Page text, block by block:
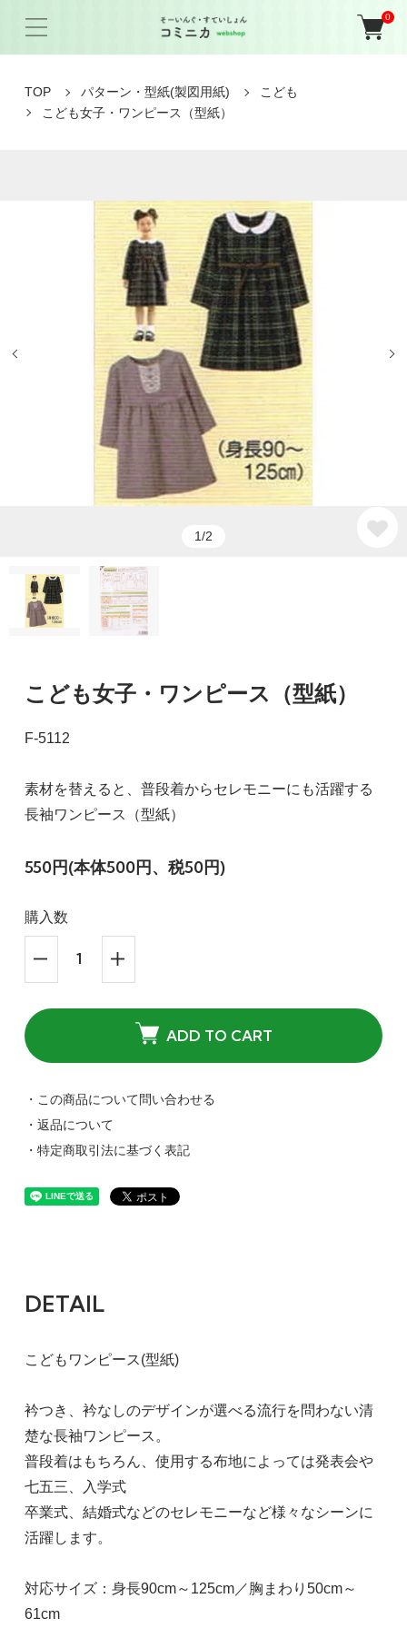
0
TOP パターン・型紙(製図用紙)
こども
こども女子・ワンピース（型紙）
1/2
こども女子・ワンピース（型紙）
F-5112
素材を替えると、普段着からセレモニーにも活躍する
長袖ワンピース（型紙）
550円(本体500円、税50円)
購入数
ADD TO CART
・この商品について問い合わせる
・返品について
・特定商取引法に基づく表記
DETAIL
こどもワンピース(型紙)
衿つき、衿なしのデザインが選べる流行を問わない清
楚な長袖ワンピース。
普段着はもちろん、使用する布地によっては発表会や
七五三、入学式
卒業式、結婚式などのセレモニーなど様々なシーンに
活躍します。
対応サイズ：身長90cm～125cm／胸まわり50cm～
61cm